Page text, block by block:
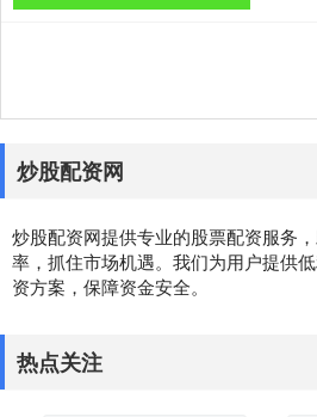
炒股配资网
炒股配资网提供专业的股票配资服务
率，抓住市场机遇。我们为用户提供
资方案，保障资金安全。
热点关注